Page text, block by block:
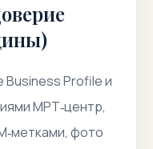
Business Profile и
МРТ‑центр,
фото